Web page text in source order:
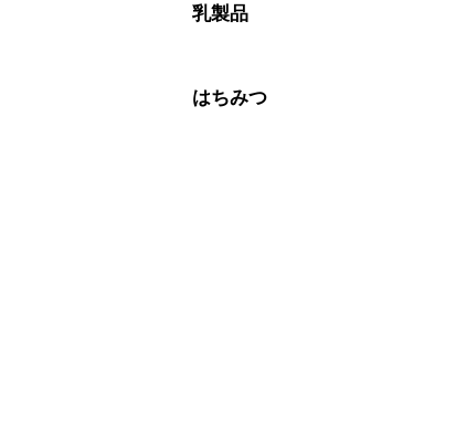
※日持ちは目安です。
乳製品
はちみつ